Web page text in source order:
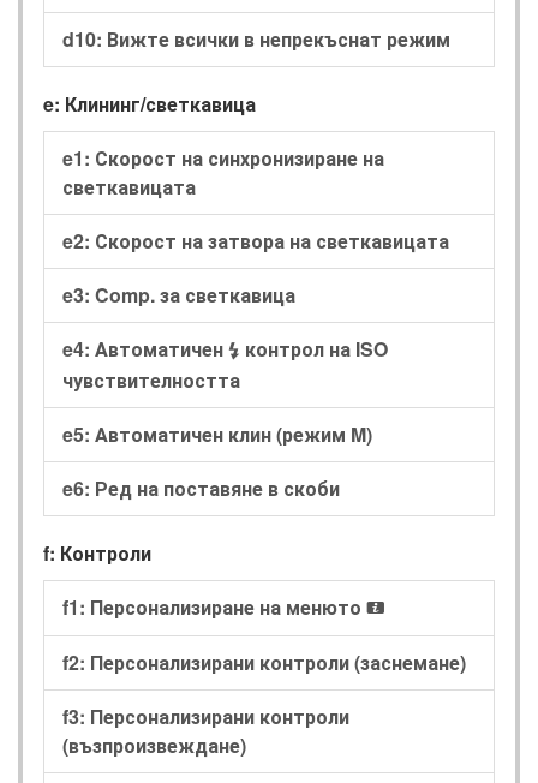
d10: Вижте всички в непрекъснат режим
e: Клининг/светкавица
e1: Скорост на синхронизиране на
светкавицата
e2: Скорост на затвора на светкавицата
e3: Comp. за светкавица
e4: Автоматичен c контрол на ISO
чувствителността
e5: Автоматичен клин (режим M)
e6: Ред на поставяне в скоби
f: Контроли
f1: Персонализиране на менюто i
f2: Персонализирани контроли (заснемане)
f3: Персонализирани контроли
(възпроизвеждане)